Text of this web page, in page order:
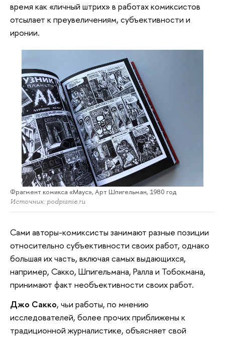
время как «личный штрих» в работах комиксистов
отсылает к преувеличениям, субъективности и
иронии.
Фрагмент комикса «Маус», Арт Шпигельман, 1980 год
Источник: podpisnie.ru
Сами авторы-комиксисты занимают разные позиции
относительно субъективности своих работ, однако
большая их часть, включая самых выдающихся,
например, Сакко, Шпигельмана, Ралла и Тобокмана,
принимают факт необъективности своих работ.
Джо Сакко, чьи работы, по мнению
исследователей, более прочих приближены к
традиционной журналистике, объясняет свой